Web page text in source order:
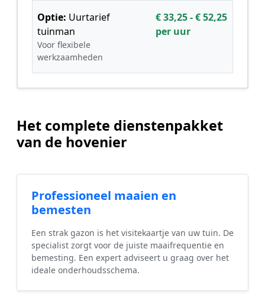
Optie: Uurtarief
tuinman
Voor flexibele
werkzaamheden
€ 33,25 - € 52,25
per uur
Het complete dienstenpakket
van de hovenier
Professioneel maaien en
bemesten
Een strak gazon is het visitekaartje van uw tuin. De
specialist zorgt voor de juiste maaifrequentie en
bemesting. Een expert adviseert u graag over het
ideale onderhoudsschema.